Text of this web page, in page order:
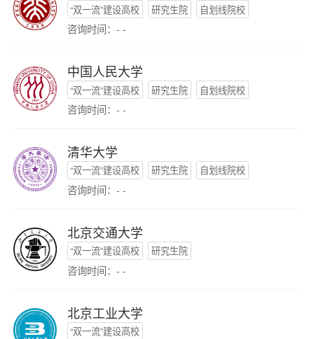
“双一流”建设高校 研究生院 自划线院校
咨询时间：- -
中国人民大学
“双一流”建设高校 研究生院 自划线院校
咨询时间：- -
清华大学
“双一流”建设高校 研究生院 自划线院校
咨询时间：- -
北京交通大学
“双一流”建设高校 研究生院
咨询时间：- -
北京工业大学
“双一流”建设高校